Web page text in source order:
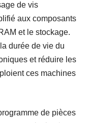
de vis
aux composants
et le stockage.
durée de vie du
et réduire les
ces machines
de pièces